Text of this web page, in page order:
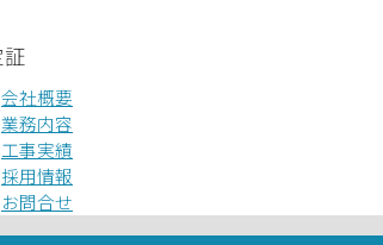
会社概要
業務内容
工事実績
採用情報
お問合せ